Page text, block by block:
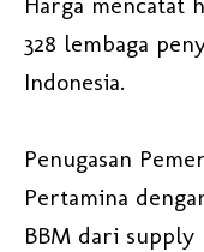
328 lembaga
Indonesia.
Penugasan
Pertamina
BBM dari